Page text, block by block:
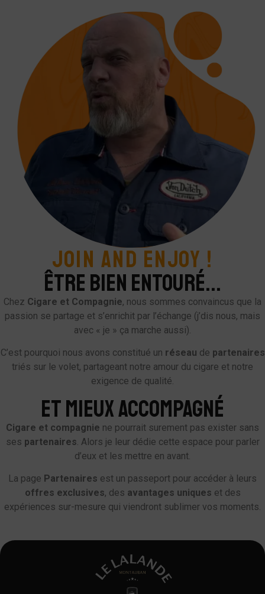
JOIN AND ENJOY !
ÊTRE BIEN ENTOURÉ...
Chez Cigare et Compagnie, nous sommes convaincus que la
passion se partage et s’enrichit par l’échange (j’dis nous, mais
avec « je » ça marche aussi).
C’est pourquoi nous avons constitué un réseau de partenaires
triés sur le volet, partageant notre amour du cigare et notre
exigence de qualité.
ET MIEUX ACCOMPAGNÉ
Cigare et compagnie ne pourrait surement pas exister sans
ses partenaires . Alors je leur dédie cette espace pour parler
d’eux et les mettre en avant.
La page Partenaires est un passeport pour accéder à leurs
offres exclusives, des avantages uniques et des
expériences sur-mesure qui viendront sublimer vos moments.